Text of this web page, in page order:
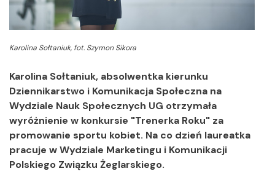
Karolina Sołtaniuk, fot. Szymon Sikora
Karolina Sołtaniuk, absolwentka kierunku
Dziennikarstwo i Komunikacja Społeczna na
Wydziale Nauk Społecznych UG otrzymała
wyróżnienie w konkursie "Trenerka Roku" za
promowanie sportu kobiet. Na co dzień laureatka
pracuje w Wydziale Marketingu i Komunikacji
Polskiego Związku Żeglarskiego.